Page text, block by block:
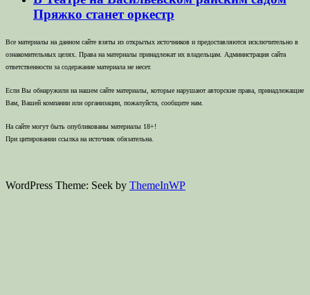
Пряжко станет оркестр
Все материалы на данном сайте взяты из открытых источников и предоставляются исключительно в
ознакомительных целях. Права на материалы принадлежат их владельцам. Администрация сайта
ответственности за содержание материала не несет.
Если Вы обнаружили на нашем сайте материалы, которые нарушают авторские права, принадлежащие
Вам, Вашей компании или организации, пожалуйста, сообщите нам.
На сайте могут быть опубликованы материалы 18+!
При цитировании ссылка на источник обязательна.
WordPress Theme: Seek by ThemeInWP